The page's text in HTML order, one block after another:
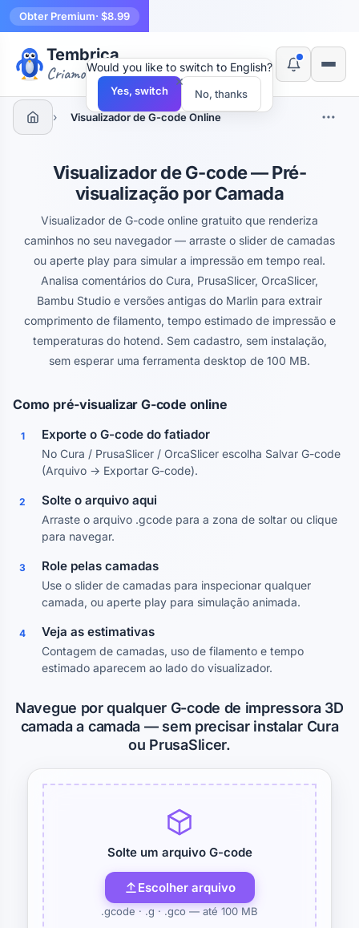
Obter Premium· $8.99
Tembrica
Criamos ferramentas
› Visualizador de G-code Online
Visualizador de G-code — Pré-
visualização por Camada
Visualizador de G-code online gratuito que renderiza
caminhos no seu navegador — arraste o slider de camadas
ou aperte play para simular a impressão em tempo real.
Analisa comentários do Cura, PrusaSlicer, OrcaSlicer,
Bambu Studio e versões antigas do Marlin para extrair
comprimento de filamento, tempo estimado de impressão e
temperaturas do hotend. Sem cadastro, sem instalação,
sem esperar uma ferramenta desktop de 100 MB.
Como pré-visualizar G-code online
1 Exporte o G-code do fatiador
No Cura / PrusaSlicer / OrcaSlicer escolha Salvar G-code
(Arquivo → Exportar G-code).
2 Solte o arquivo aqui
Arraste o arquivo .gcode para a zona de soltar ou clique
para navegar.
3 Role pelas camadas
Use o slider de camadas para inspecionar qualquer
camada, ou aperte play para simulação animada.
4 Veja as estimativas
Contagem de camadas, uso de filamento e tempo
estimado aparecem ao lado do visualizador.
Navegue por qualquer G-code de impressora 3D
camada a camada — sem precisar instalar Cura
ou PrusaSlicer.
Solte um arquivo G-code
Escolher arquivo
.gcode · .g · .gco — até 100 MB
×
Would you like to switch to English?
Yes, switch No, thanks